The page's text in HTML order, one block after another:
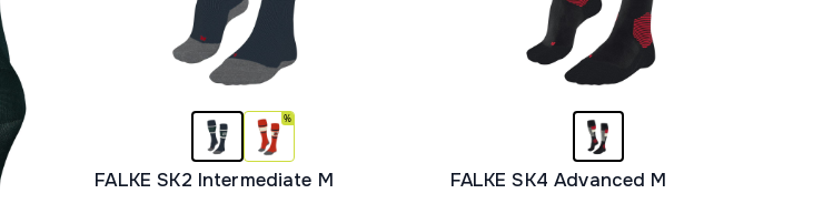
FALKE SK2 Intermediate M FALKE SK4 Advanced M